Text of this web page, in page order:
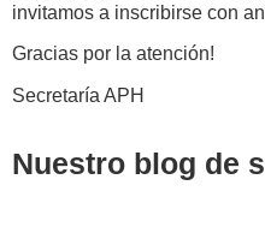
invitamos a inscribirse con
Gracias por la atención!
Secretaría APH
Nuestro blog de